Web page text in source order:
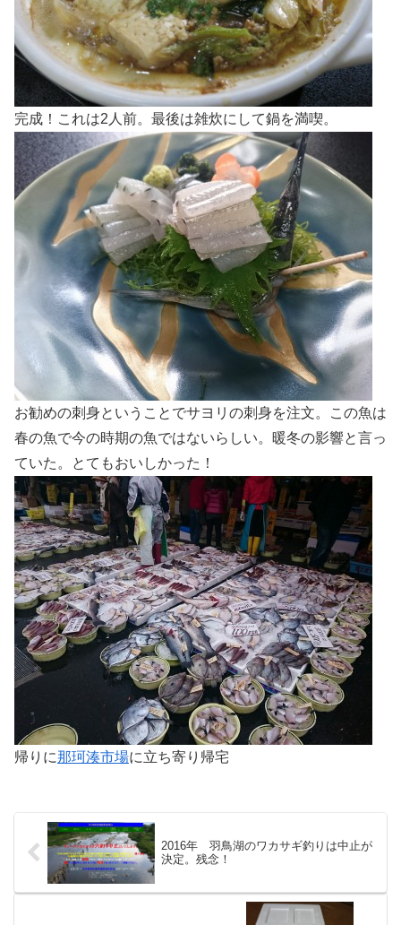
完成！これは2人前。最後は雑炊にして鍋を満喫。
お勧めの刺身ということでサヨリの刺身を注文。この魚は
春の魚で今の時期の魚ではないらしい。暖冬の影響と言っ
ていた。とてもおいしかった！
帰りに那珂湊市場に立ち寄り帰宅
2016年 羽鳥湖のワカサギ釣りは中止が
決定。残念！